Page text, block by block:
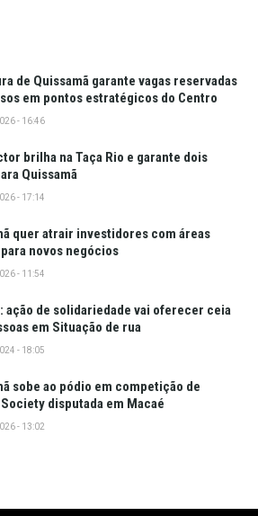
de Quissamã garante vagas reservadas
em pontos estratégicos do Centro
- 16:46
brilha na Taça Rio e garante dois
Quissamã
- 17:14
quer atrair investidores com áreas
novos negócios
- 11:54
ação de solidariedade vai oferecer ceia
em Situação de rua
- 18:05
sobe ao pódio em competição de
disputada em Macaé
- 13:02